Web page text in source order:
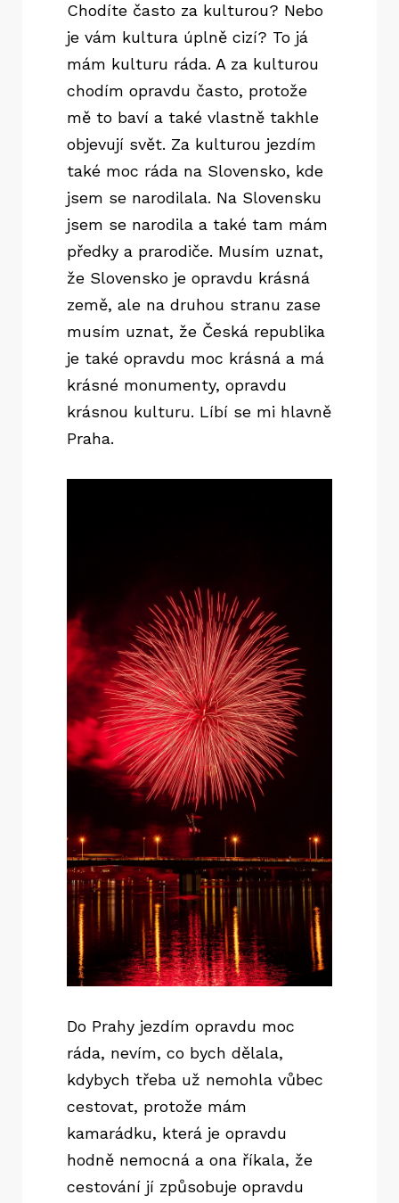
Chodíte často za kulturou? Nebo
je vám kultura úplně cizí? To já
mám kulturu ráda. A za kulturou
chodím opravdu často, protože
mě to baví a také vlastně takhle
objevují svět. Za kulturou jezdím
také moc ráda na Slovensko, kde
jsem se narodilala. Na Slovensku
jsem se narodila a také tam mám
předky a prarodiče. Musím uznat,
že Slovensko je opravdu krásná
země, ale na druhou stranu zase
musím uznat, že Česká republika
je také opravdu moc krásná a má
krásné monumenty, opravdu
krásnou kulturu. Líbí se mi hlavně
Praha.
Do Prahy jezdím opravdu moc
ráda, nevím, co bych dělala,
kdybych třeba už nemohla vůbec
cestovat, protože mám
kamarádku, která je opravdu
hodně nemocná a ona říkala, že
cestování jí způsobuje opravdu